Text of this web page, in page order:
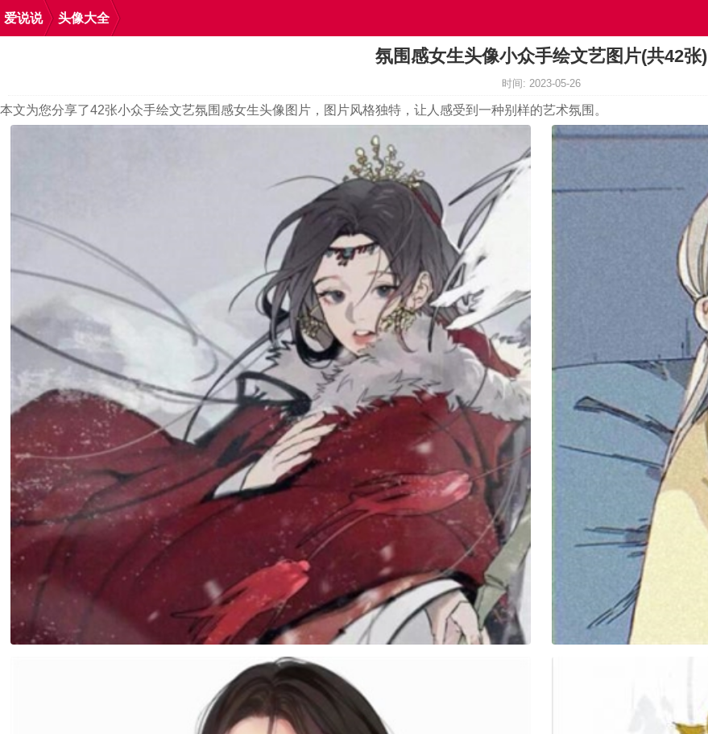
爱说说 头像大全
氛围感女生头像小众手绘文艺图片(共42张)
时间: 2023-05-26
本文为您分享了42张小众手绘文艺氛围感女生头像图片，图片风格独特，让人感受到一种别样的艺术氛围。